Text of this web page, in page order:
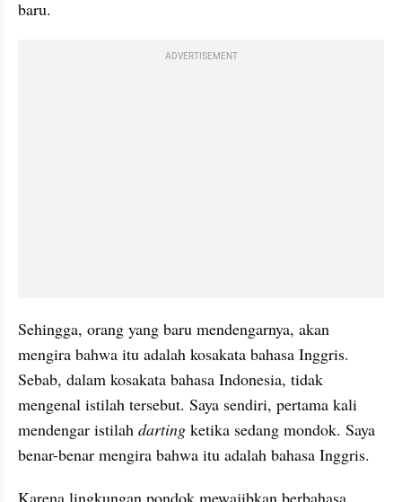
baru.
ADVERTISEMENT
Sehingga, orang yang baru mendengarnya, akan
mengira bahwa itu adalah kosakata bahasa Inggris.
Sebab, dalam kosakata bahasa Indonesia, tidak
mengenal istilah tersebut. Saya sendiri, pertama kali
mendengar istilah darting ketika sedang mondok. Saya
benar-benar mengira bahwa itu adalah bahasa Inggris.